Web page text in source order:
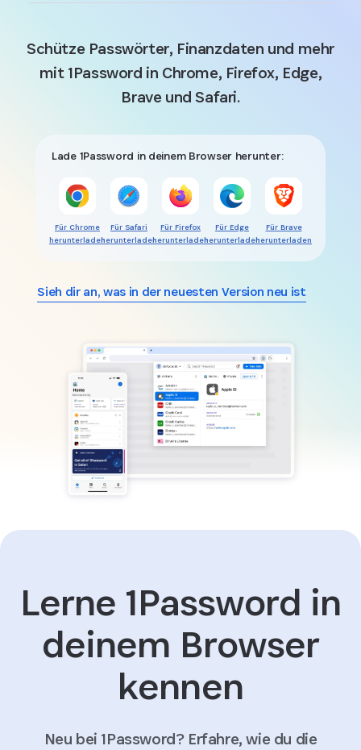
Schütze Passwörter, Finanzdaten und mehr
mit 1Password in Chrome, Firefox, Edge,
Brave und Safari.
Lade 1Password in deinem Browser herunter:
Für Chrome
herunterladen
Für Safari
herunterladen
Für Firefox
herunterladen
Für Edge
herunterladen
Für Brave
herunterladen
Sieh dir an, was in der neuesten Version neu ist
Lerne 1Password in
deinem Browser
kennen
Neu bei 1Password? Erfahre, wie du die